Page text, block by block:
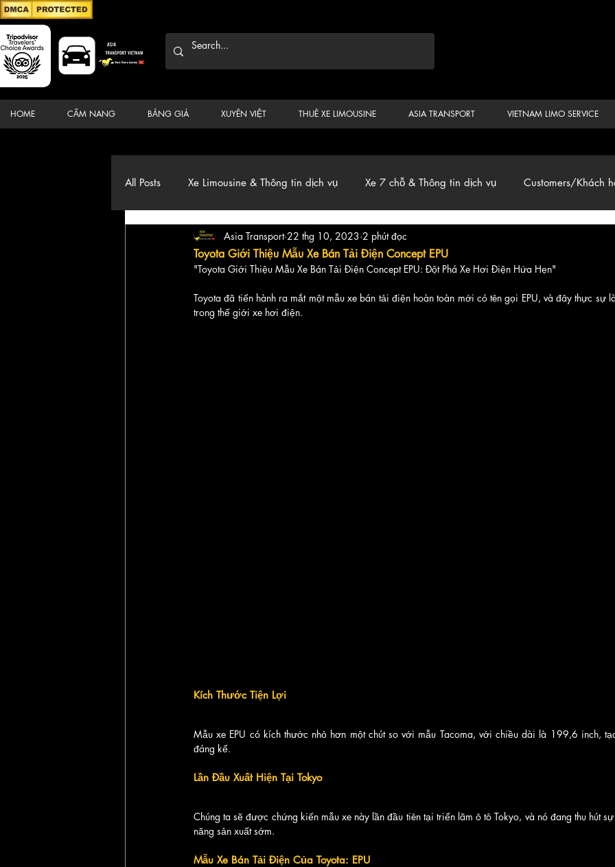
HOME CẨM NANG BẢNG GIÁ XUYÊN VIỆT THUÊ XE LIMOUSINE ASIA TRANSPORT VIETNAM LIMO SERVICE
All Posts Xe Limousine & Thông tin dịch vụ Xe 7 chỗ & Thông tin dịch vụ Customers/Khách
Thương hiệu, du lịch, Xe, điểm đến Car & Van, Travel Vietnam, News
Toyota Giới Thiệu Mẫu Xe Bán Tải Điện Concept EPU
Asia Transport 22 thg 10, 2023 2 phút đọc
"Toyota Giới Thiệu Mẫu Xe Bán Tải Điện Concept EPU: Đột Phá Xe Hơi Điện Hứa Hẹn"
Toyota đã tiến hành ra mắt một mẫu xe bán tải điện hoàn toàn mới có tên gọi EPU, và đây thực sự
trong thế giới xe hơi điện.
Kích Thước Tiện Lợi
Mẫu xe EPU có kích thước nhỏ hơn một chút so với mẫu Tacoma, với chiều dài là 199,6 inch,
đáng kể.
Lần Đầu Xuất Hiện Tại Tokyo
Chúng ta sẽ được chứng kiến mẫu xe này lần đầu tiên tại triển lãm ô tô Tokyo, và nó đang thu hút
năng sản xuất sớm.
Mẫu Xe Bán Tải Điện Của Toyota: EPU